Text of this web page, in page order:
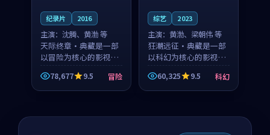
纪录片 2016
主演： 沈腾、黄渤 等
天际终章·典藏是一部
以冒险为核心的影视作
品，围绕危机、反转与
人物成长展开，整体节
奏紧凑，值得推荐观
78,677 9.5 冒险
综艺 2023
主演： 黄渤、梁朝伟 等
狂潮远征·典藏是一部
以科幻为核心的影视作
品，围绕危机、反转与
人物成长展开，整体节
奏紧凑，值得推荐观
60,325 9.5 科幻